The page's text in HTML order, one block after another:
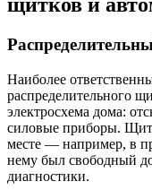
Наиболее
распределительного
электросхема дома:
силовые приборы.
месте — например, в
нему был свободный
диагностики.